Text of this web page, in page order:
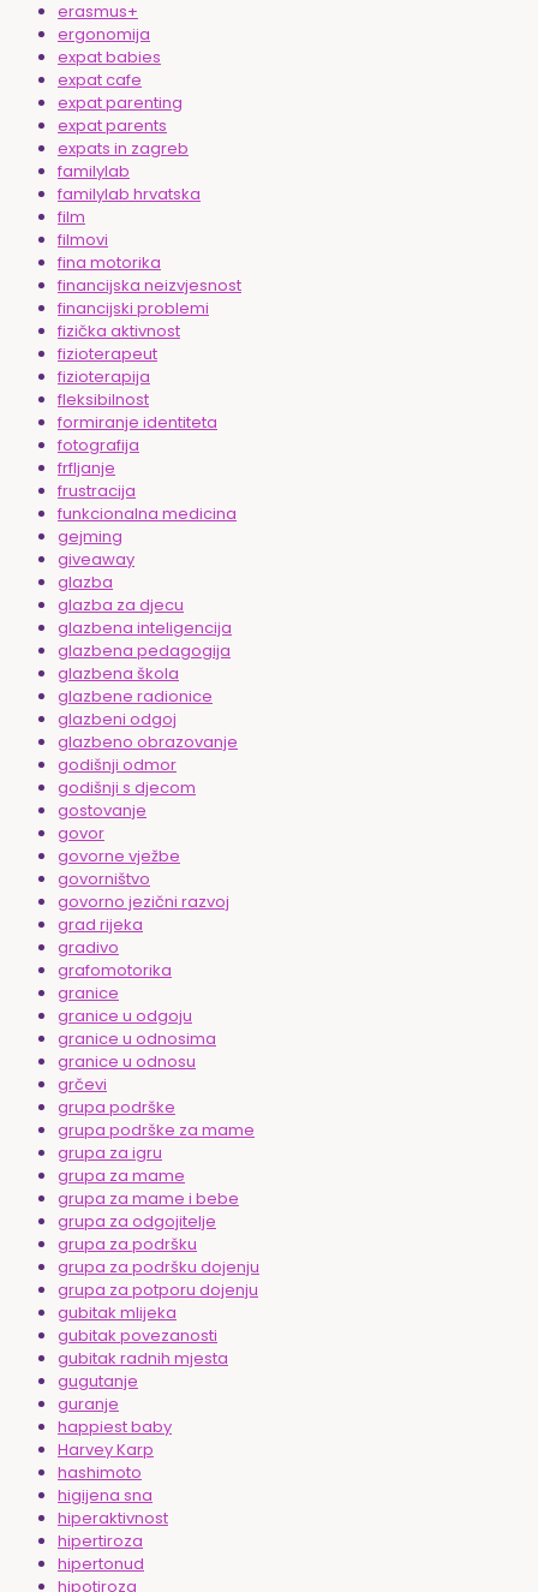
erasmus+
ergonomija
expat babies
expat cafe
expat parenting
expat parents
expats in zagreb
familylab
familylab hrvatska
film
filmovi
fina motorika
financijska neizvjesnost
financijski problemi
fizička aktivnost
fizioterapeut
fizioterapija
fleksibilnost
formiranje identiteta
fotografija
frfljanje
frustracija
funkcionalna medicina
gejming
giveaway
glazba
glazba za djecu
glazbena inteligencija
glazbena pedagogija
glazbena škola
glazbene radionice
glazbeni odgoj
glazbeno obrazovanje
godišnji odmor
godišnji s djecom
gostovanje
govor
govorne vježbe
govorništvo
govorno jezični razvoj
grad rijeka
gradivo
grafomotorika
granice
granice u odgoju
granice u odnosima
granice u odnosu
grčevi
grupa podrške
grupa podrške za mame
grupa za igru
grupa za mame
grupa za mame i bebe
grupa za odgojitelje
grupa za podršku
grupa za podršku dojenju
grupa za potporu dojenju
gubitak mlijeka
gubitak povezanosti
gubitak radnih mjesta
gugutanje
guranje
happiest baby
Harvey Karp
hashimoto
higijena sna
hiperaktivnost
hipertiroza
hipertonud
hipotiroza